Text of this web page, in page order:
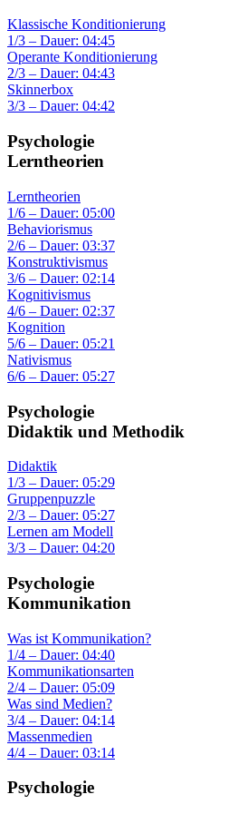
Klassische Konditionierung
1/3 – Dauer: 04:45
Operante Konditionierung
2/3 – Dauer: 04:43
Skinnerbox
3/3 – Dauer: 04:42
Psychologie
Lerntheorien
Lerntheorien
1/6 – Dauer: 05:00
Behaviorismus
2/6 – Dauer: 03:37
Konstruktivismus
3/6 – Dauer: 02:14
Kognitivismus
4/6 – Dauer: 02:37
Kognition
5/6 – Dauer: 05:21
Nativismus
6/6 – Dauer: 05:27
Psychologie
Didaktik und Methodik
Didaktik
1/3 – Dauer: 05:29
Gruppenpuzzle
2/3 – Dauer: 05:27
Lernen am Modell
3/3 – Dauer: 04:20
Psychologie
Kommunikation
Was ist Kommunikation?
1/4 – Dauer: 04:40
Kommunikationsarten
2/4 – Dauer: 05:09
Was sind Medien?
3/4 – Dauer: 04:14
Massenmedien
4/4 – Dauer: 03:14
Psychologie